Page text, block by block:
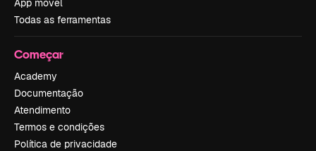
App móvel
Todas as ferramentas
Começar
Academy
Documentação
Atendimento
Termos e condições
Política de privacidade